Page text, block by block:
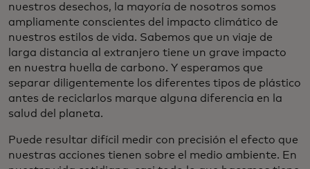
nuestros desechos, la mayoría de nosotros somos
ampliamente conscientes del impacto climático de
nuestros estilos de vida. Sabemos que un viaje de
larga distancia al extranjero tiene un grave impacto
en nuestra huella de carbono. Y esperamos que
separar diligentemente los diferentes tipos de plástico
antes de reciclarlos marque alguna diferencia en la
salud del planeta.
Puede resultar difícil medir con precisión el efecto que
nuestras acciones tienen sobre el medio ambiente. En